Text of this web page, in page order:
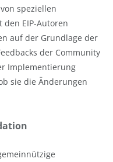
speziellen
EIP-Autoren
auf der Grundlage der
der Community
Implementierung
sie die Änderungen